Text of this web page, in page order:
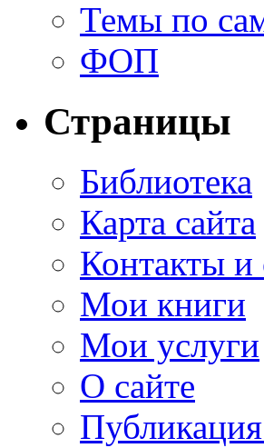
Темы по
ФОП
Страницы
Библиотека
Карта сайта
Контакты и
Мои книги
Мои услуги
О сайте